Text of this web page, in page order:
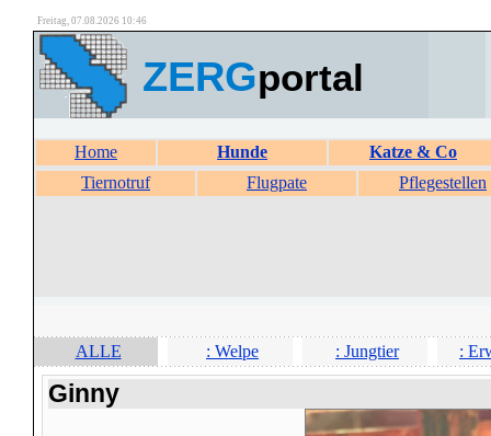
Freitag, 07.08.2026 10:46
ZERGportal
Home Hunde
Katze & Co
Tiernotruf
Flugpate Pflegestellen
ALLE
: Welpe : Jungtier :
Ginny